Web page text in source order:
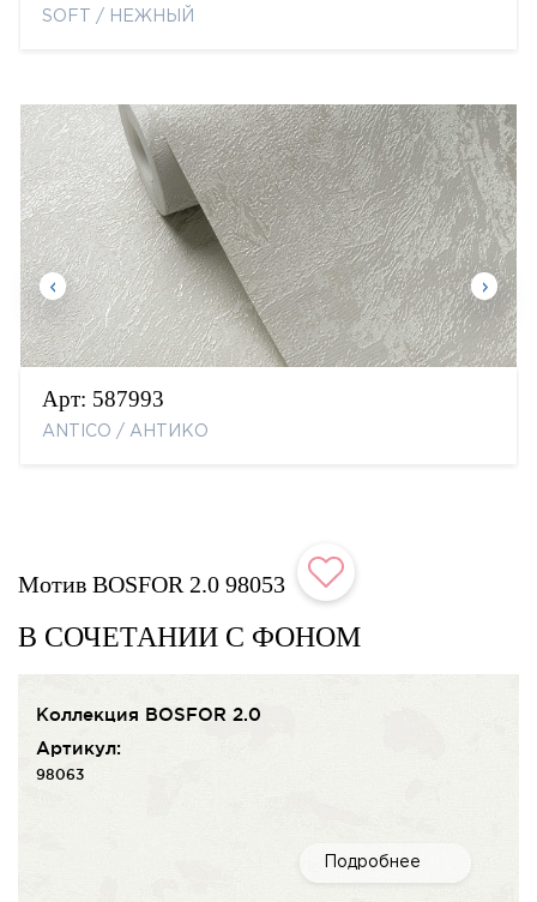
SOFT / НЕЖНЫЙ
Арт: 587993
ANTICO / АНТИКО
Мотив BOSFOR 2.0 98053
В СОЧЕТАНИИ С ФОНОМ
Коллекция BOSFOR 2.0
Артикул:
98063
Подробнее